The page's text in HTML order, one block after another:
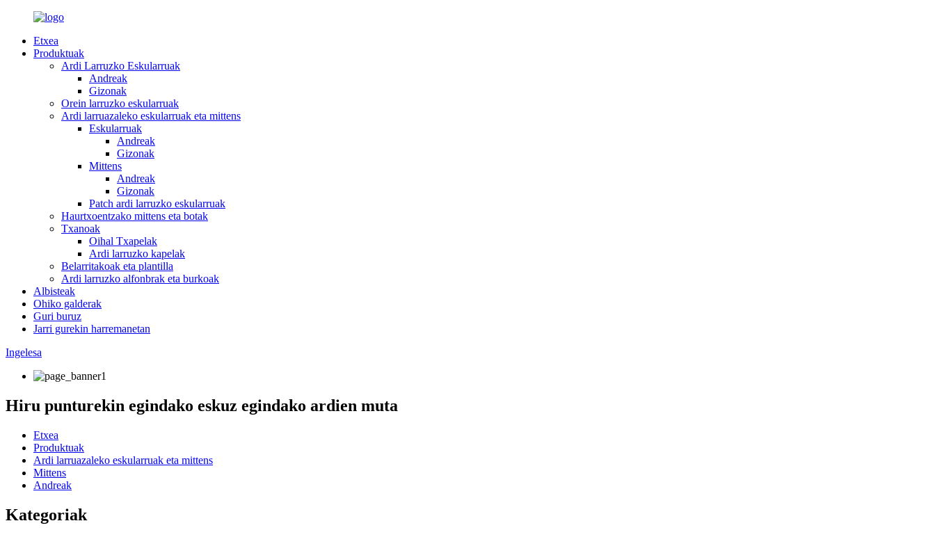
Etxea
Produktuak
Ardi Larruzko Eskularruak
Andreak
Gizonak
Orein larruzko eskularruak
Ardi larruazaleko eskularruak eta mittens
Eskularruak
Andreak
Gizonak
Mittens
Andreak
Gizonak
Patch ardi larruzko eskularruak
Haurtxoentzako mittens eta botak
Txanoak
Oihal Txapelak
Ardi larruzko kapelak
Belarritakoak eta plantilla
Ardi larruzko alfonbrak eta burkoak
Albisteak
Ohiko galderak
Guri buruz
Jarri gurekin harremanetan
Ingelesa
Hiru punturekin egindako eskuz egindako ardien muta
Etxea
Produktuak
Ardi larruazaleko eskularruak eta mittens
Mittens
Andreak
Kategoriak